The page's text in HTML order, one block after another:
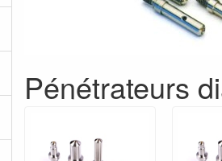
Pénétrateurs